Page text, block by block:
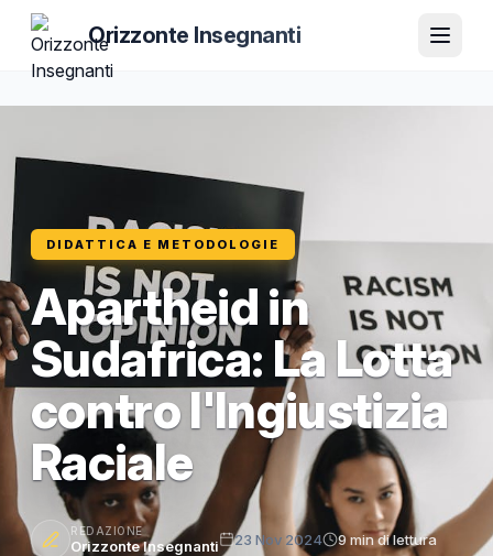
Orizzonte Insegnanti
DIDATTICA E METODOLOGIE
Apartheid in
Sudafrica: La Lotta
contro l'Ingiustizia
Raciale
REDAZIONE
Orizzonte Insegnanti 23 Nov 2024 9 min di lettura